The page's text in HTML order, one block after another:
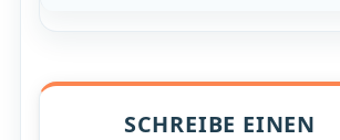
SCHREIBE EINEN